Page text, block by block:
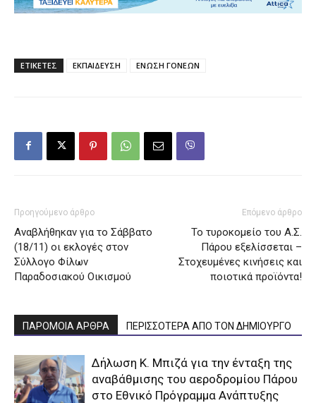
ΕΤΙΚΕΤΕΣ ΕΚΠΑΙΔΕΥΣΗ ΕΝΩΣΗ ΓΟΝΕΩΝ
Προηγούμενο άρθρο
Αναβλήθηκαν για το Σάββατο
(18/11) οι εκλογές στον
Σύλλογο Φίλων
Παραδοσιακού Οικισμού
Επόμενο άρθρο
Το τυροκομείο του Α.Σ.
Πάρου εξελίσσεται –
Στοχευμένες κινήσεις και
ποιοτικά προϊόντα!
ΠΑΡΟΜΟΙΑ ΑΡΘΡΑ ΠΕΡΙΣΣΟΤΕΡΑ ΑΠΟ ΤΟΝ ΔΗΜΙΟΥΡΓΟ
Δήλωση Κ. Μπιζά για την ένταξη της
αναβάθμισης του αεροδρομίου Πάρου
στο Εθνικό Πρόγραμμα Ανάπτυξης